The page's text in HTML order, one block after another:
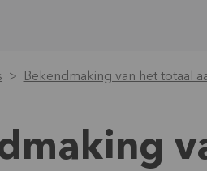
Bekendmaking van het totaal